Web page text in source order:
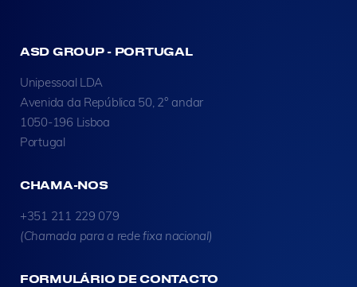
ASD GROUP - PORTUGAL
Unipessoal LDA
Avenida da República 50, 2° andar
1050-196 Lisboa
Portugal
CHAMA-NOS
+351 211 229 079
(Chamada para a rede fixa nacional)
FORMULÁRIO DE CONTACTO